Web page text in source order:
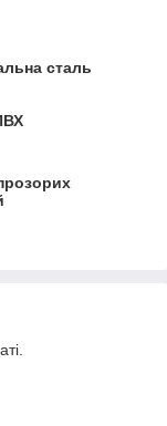
сталь